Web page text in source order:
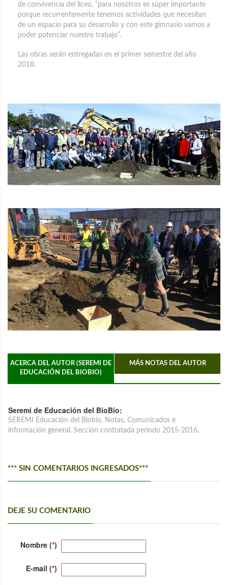
de convivencia del liceo, “para nosotros es súper importante
porque recurrentemente tenemos actividades que necesitan
de un espacio para su desarrollo y con este gimnasio vamos a
poder potenciar nuestro trabajo”.
Las obras serán entregadas en el primer semestre del año
2018.
ACERCA DEL AUTOR (SEREMI DE
EDUCACIÓN DEL BIOBIO)
MÁS NOTAS DEL AUTOR
Seremi de Educación del BioBio:
SEREMI Educación del Biobío, Notas, Comunicados e
información general. Sección contratada periodo 2015-2016.
*** SIN COMENTARIOS INGRESADOS***
DEJE SU COMENTARIO
Nombre (*)
E-mail (*)